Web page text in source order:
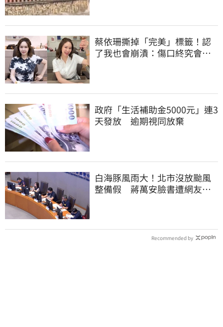
蔡依珊撕掉「完美」標籤！認
了我也會崩潰：傷口終究會癒
政府「生活補助金5000元」連3
天發放 逾期視同放棄
白海豚風雨大！北市沒放颱風
整備假 蔣萬安臉書遭網友灌
Recommended by